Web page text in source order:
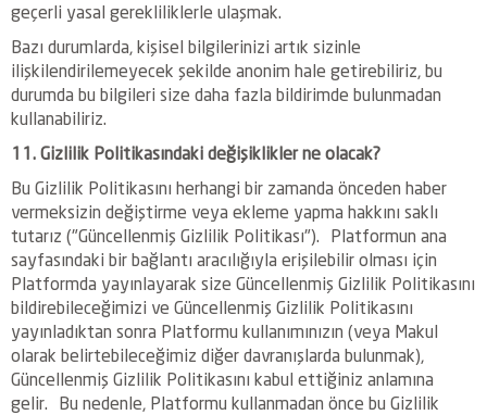
geçerli yasal gerekliliklerle ulaşmak.
Bazı durumlarda, kişisel bilgilerinizi artık sizinle
ilişkilendirilemeyecek şekilde anonim hale getirebiliriz, bu
durumda bu bilgileri size daha fazla bildirimde bulunmadan
kullanabiliriz.
11. Gizlilik Politikasındaki değişiklikler ne olacak?
Bu Gizlilik Politikasını herhangi bir zamanda önceden haber
vermeksizin değiştirme veya ekleme yapma hakkını saklı
tutarız ("Güncellenmiş Gizlilik Politikası"). Platformun ana
sayfasındaki bir bağlantı aracılığıyla erişilebilir olması için
Platformda yayınlayarak size Güncellenmiş Gizlilik Politikasını
bildirebileceğimizi ve Güncellenmiş Gizlilik Politikasını
yayınladıktan sonra Platformu kullanımınızın (veya Makul
olarak belirtebileceğimiz diğer davranışlarda bulunmak),
Güncellenmiş Gizlilik Politikasını kabul ettiğiniz anlamına
gelir. Bu nedenle, Platformu kullanmadan önce bu Gizlilik